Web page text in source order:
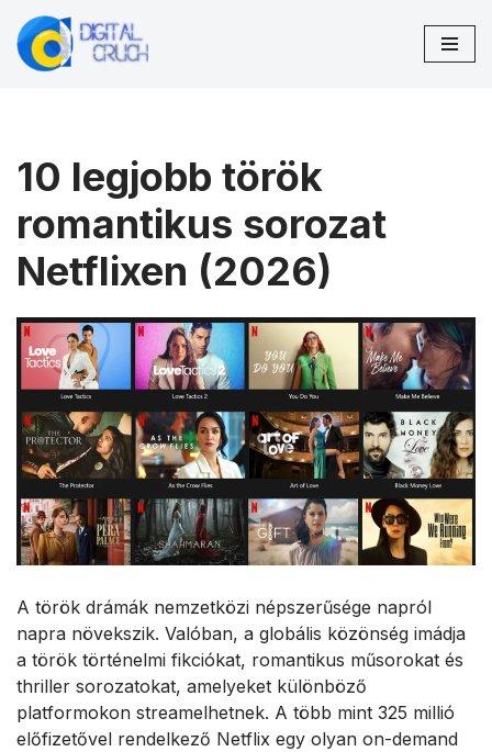
Skip
10 legjobb török
romantikus sorozat
Netflixen (2026)
A török drámák nemzetközi népszerűsége napról
napra növekszik. Valóban, a globális közönség imádja
a török történelmi fikciókat, romantikus műsorokat és
thriller sorozatokat, amelyeket különböző
platformokon streamelhetnek. A több mint 325 millió
előfizetővel rendelkező Netflix egy olyan on-demand